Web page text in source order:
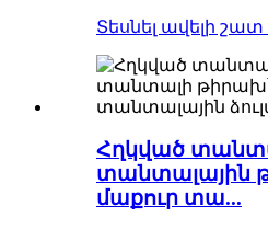
Տեսնել ավելի
Հղկված
տանտալային
մաքուր տա...